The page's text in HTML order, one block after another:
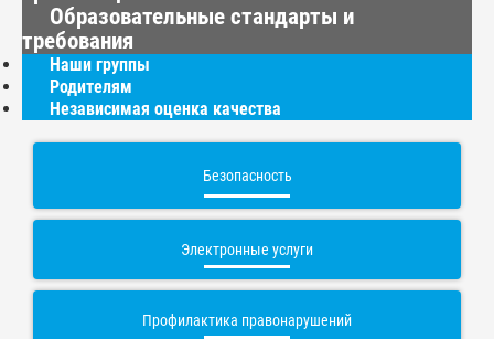
Образовательные стандарты и
требования
Наши группы
Родителям
Независимая оценка качества
Безопасность
Электронные услуги
Профилактика правонарушений